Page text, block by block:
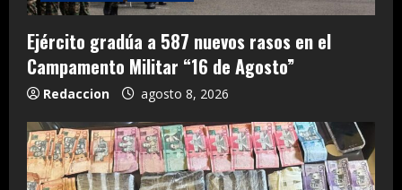
Ejército gradúa a 587 nuevos rasos en el
Campamento Militar “16 de Agosto”
Redaccion agosto 8, 2026